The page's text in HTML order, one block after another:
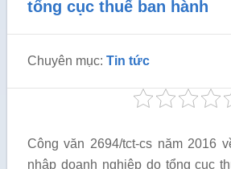
tổng cục thuế ban hành
Chuyên mục: Tin tức
Công văn 2694/tct-cs năm 2016
nhập doanh nghiệp do tổng cục